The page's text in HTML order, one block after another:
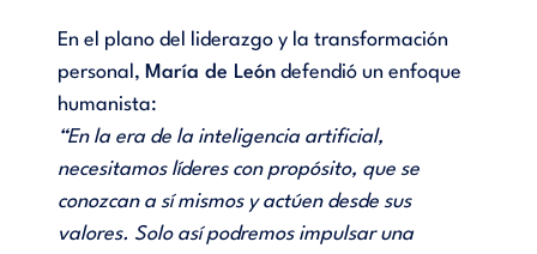
En el plano del liderazgo y la transformación
personal, María de Leóndefendió un enfoque
humanista:
“En la era de la inteligencia artificial,
necesitamos líderes con propósito, que se
conozcan a sí mismos y actúen desde sus
valores. Solo así podremos impulsar una